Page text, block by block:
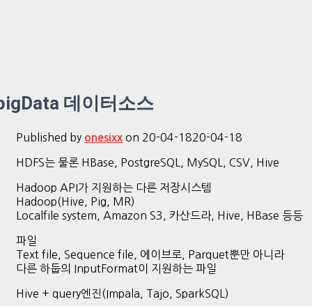
데이터소스
Published by onesixx on 20-04-1820-04-18
HDFS는 물론 HBase, PostgreSQL, MySQL, CSV, Hive
Hadoop API가 지원하는 다른 저장시스템
Hadoop(Hive, Pig, MR)
Localfile system, Amazon S3, 카산드라, Hive, HBase 등등
파일
Text file, Sequence file, 에이브로, Parquet뿐만 아니라
다른 하둡의 InputFormat이 지원하는 파일
Hive + query엔진(Impala, Tajo, SparkSQL)